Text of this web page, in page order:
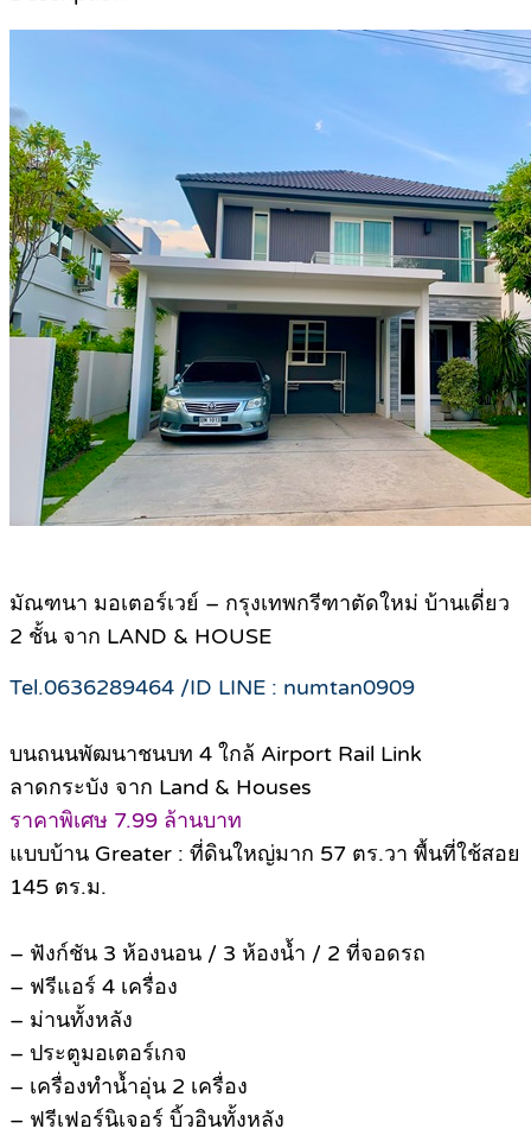
มัณฑนา มอเตอร์เวย์ – กรุงเทพกรีฑาตัดใหม่ บ้านเดี่ยว
2 ชั้น จาก LAND & HOUSE
Tel.0636289464 /ID LINE : numtan0909
บนถนนพัฒนาชนบท 4 ใกล้ Airport Rail Link
ลาดกระบัง จาก Land & Houses
ราคาพิเศษ 7.99 ล้านบาท
แบบบ้าน Greater : ที่ดินใหญ่มาก 57 ตร.วา พื้นที่ใช้สอย
145 ตร.ม.
– ฟังก์ชัน 3 ห้องนอน / 3 ห้องน้ำ / 2 ที่จอดรถ
– ฟรีแอร์ 4 เครื่อง
– ม่านทั้งหลัง
– ประตูมอเตอร์เกจ
– เครื่องทำน้ำอุ่น 2 เครื่อง
– ฟรีเฟอร์นิเจอร์ บิ้วอินทั้งหลัง